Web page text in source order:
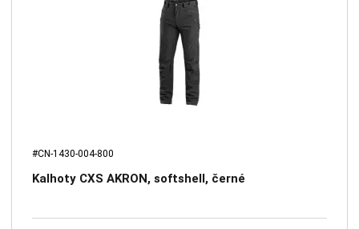
#CN-1430-004-800
Kalhoty CXS AKRON, softshell, černé